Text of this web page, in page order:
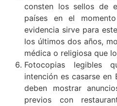
consten los sellos de
países en el
evidencia sirve para
los últimos dos años,
médica o religiosa que
Fotocopias legibles
intención es casarse en
deben mostrar
previos con